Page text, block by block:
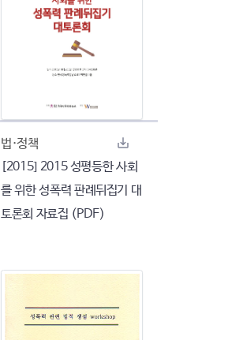
법·정책
[2015] 2015 성평등한 사회
를 위한 성폭력 판례뒤집기 대
토론회 자료집 (PDF)